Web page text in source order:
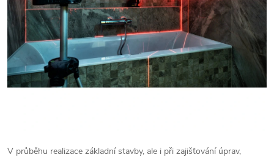
V průběhu realizace základní stavby, ale i při zajišťování úprav,